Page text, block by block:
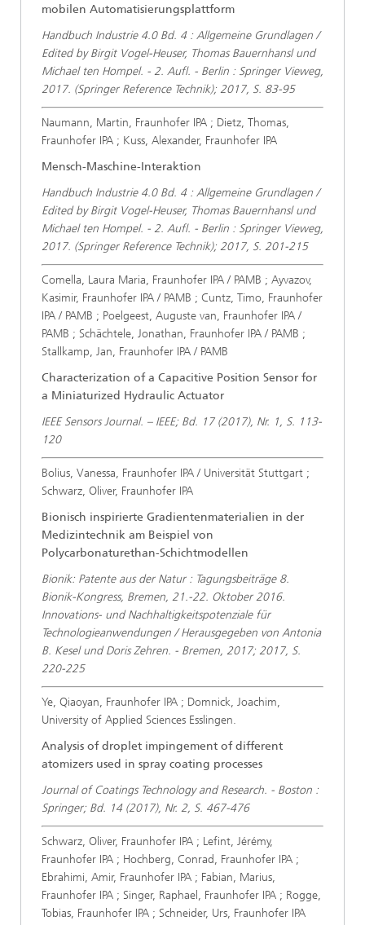
mobilen Automatisierungsplattform
Handbuch Industrie 4.0 Bd. 4 : Allgemeine Grundlagen /
Edited by Birgit Vogel-Heuser, Thomas Bauernhansl und
Michael ten Hompel. - 2. Aufl. - Berlin : Springer Vieweg,
2017. (Springer Reference Technik); 2017, S. 83-95
Naumann, Martin, Fraunhofer IPA ; Dietz, Thomas,
Fraunhofer IPA ; Kuss, Alexander, Fraunhofer IPA
Mensch-Maschine-Interaktion
Handbuch Industrie 4.0 Bd. 4 : Allgemeine Grundlagen /
Edited by Birgit Vogel-Heuser, Thomas Bauernhansl und
Michael ten Hompel. - 2. Aufl. - Berlin : Springer Vieweg,
2017. (Springer Reference Technik); 2017, S. 201-215
Comella, Laura Maria, Fraunhofer IPA / PAMB ; Ayvazov,
Kasimir, Fraunhofer IPA / PAMB ; Cuntz, Timo, Fraunhofer
IPA / PAMB ; Poelgeest, Auguste van, Fraunhofer IPA /
PAMB ; Schächtele, Jonathan, Fraunhofer IPA / PAMB ;
Stallkamp, Jan, Fraunhofer IPA / PAMB
Characterization of a Capacitive Position Sensor for
a Miniaturized Hydraulic Actuator
IEEE Sensors Journal. – IEEE; Bd. 17 (2017), Nr. 1, S. 113-
120
Bolius, Vanessa, Fraunhofer IPA / Universität Stuttgart ;
Schwarz, Oliver, Fraunhofer IPA
Bionisch inspirierte Gradientenmaterialien in der
Medizintechnik am Beispiel von
Polycarbonaturethan-Schichtmodellen
Bionik: Patente aus der Natur : Tagungsbeiträge 8.
Bionik-Kongress, Bremen, 21.-22. Oktober 2016.
Innovations- und Nachhaltigkeitspotenziale für
Technologieanwendungen / Herausgegeben von Antonia
B. Kesel und Doris Zehren. - Bremen, 2017; 2017, S.
220-225
Ye, Qiaoyan, Fraunhofer IPA ; Domnick, Joachim,
University of Applied Sciences Esslingen.
Analysis of droplet impingement of different
atomizers used in spray coating processes
Journal of Coatings Technology and Research. - Boston :
Springer; Bd. 14 (2017), Nr. 2, S. 467-476
Schwarz, Oliver, Fraunhofer IPA ; Lefint, Jérémy,
Fraunhofer IPA ; Hochberg, Conrad, Fraunhofer IPA ;
Ebrahimi, Amir, Fraunhofer IPA ; Fabian, Marius,
Fraunhofer IPA ; Singer, Raphael, Fraunhofer IPA ; Rogge,
Tobias, Fraunhofer IPA ; Schneider, Urs, Fraunhofer IPA